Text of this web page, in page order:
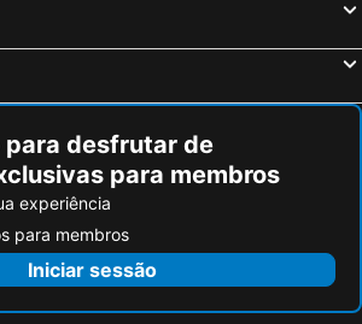
para desfrutar de
para membros
experiência
para membros
Iniciar sessão